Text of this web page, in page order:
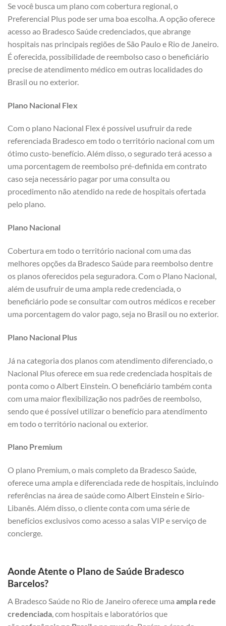
Se você busca um plano com cobertura regional, o
Preferencial Plus pode ser uma boa escolha. A opção oferece
acesso ao Bradesco Saúde credenciados, que abrange
hospitais nas principais regiões de São Paulo e Rio de Janeiro.
É oferecida, possibilidade de reembolso caso o beneficiário
precise de atendimento médico em outras localidades do
Brasil ou no exterior.
Plano Nacional Flex
Com o plano Nacional Flex é possível usufruir da rede
referenciada Bradesco em todo o território nacional com um
ótimo custo-benefício. Além disso, o segurado terá acesso a
uma porcentagem de reembolso pré-definida em contrato
caso seja necessário pagar por uma consulta ou
procedimento não atendido na rede de hospitais ofertada
pelo plano.
Plano Nacional
Cobertura em todo o território nacional com uma das
melhores opções da Bradesco Saúde para reembolso dentre
os planos oferecidos pela seguradora. Com o Plano Nacional,
além de usufruir de uma ampla rede credenciada, o
beneficiário pode se consultar com outros médicos e receber
uma porcentagem do valor pago, seja no Brasil ou no exterior.
Plano Nacional Plus
Já na categoria dos planos com atendimento diferenciado, o
Nacional Plus oferece em sua rede credenciada hospitais de
ponta como o Albert Einstein. O beneficiário também conta
com uma maior flexibilização nos padrões de reembolso,
sendo que é possível utilizar o benefício para atendimento
em todo o território nacional ou exterior.
Plano Premium
O plano Premium, o mais completo da Bradesco Saúde,
oferece uma ampla e diferenciada rede de hospitais, incluindo
referências na área de saúde como Albert Einstein e Sírio-
Libanês. Além disso, o cliente conta com uma série de
benefícios exclusivos como acesso a salas VIP e serviço de
concierge.
Aonde Atente o Plano de Saúde Bradesco
Barcelos?
A Bradesco Saúde no Rio de Janeiro oferece uma ampla rede
credenciada , com hospitais e laboratórios que